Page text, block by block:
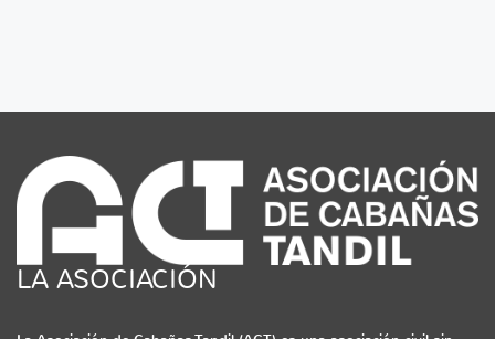
LA ASOCIACIÓN